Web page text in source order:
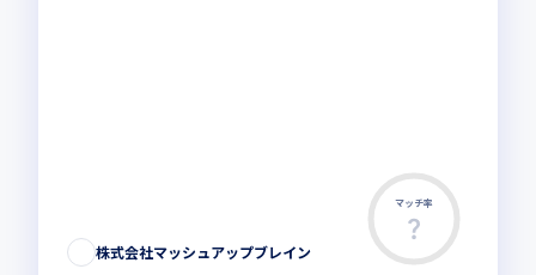
マッチ率
株式会社マッシュアップブレイン